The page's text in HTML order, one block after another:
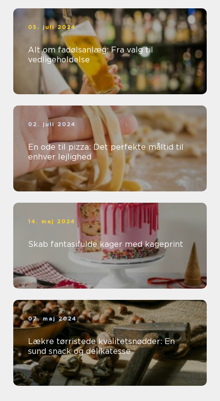
05. juli 2024
Alt om fadølsanlæg: Fra valg til
vedligeholdelse
02. juli 2024
En ode til pizza: Det perfekte måltid til
enhver lejlighed
14. maj 2024
Skab fantasifulde kager med kageprint
07. maj 2024
Lækre tørristede kvalitetsnødder: En
sund snack og delikatesse